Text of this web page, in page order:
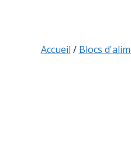
Accueil / Blocs